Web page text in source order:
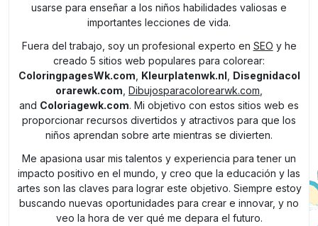
usarse para enseñar a los niños habilidades valiosas e
importantes lecciones de vida.
Fuera del trabajo, soy un profesional experto en SEO y he
creado 5 sitios web populares para colorear:
ColoringpagesWk.com, Kleurplatenwk.nl , Disegnidacol
orarewk.com, Dibujosparacolorearwk.com,
and Coloriagewk.com. Mi objetivo con estos sitios web es
proporcionar recursos divertidos y atractivos para que los
niños aprendan sobre arte mientras se divierten.
Me apasiona usar mis talentos y experiencia para tener un
impacto positivo en el mundo, y creo que la educación y las
artes son las claves para lograr este objetivo. Siempre estoy
buscando nuevas oportunidades para crear e innovar, y no
veo la hora de ver qué me depara el futuro.